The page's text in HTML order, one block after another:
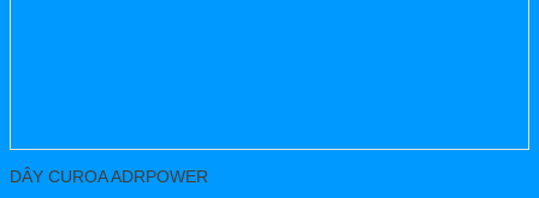
DÂY CUROA ADRPOWER